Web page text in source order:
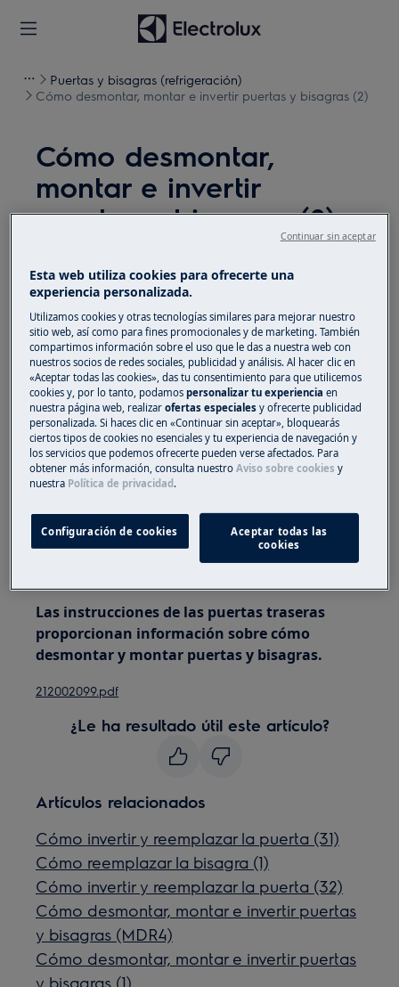
Puertas y bisagras (refrigeración)
Cómo desmontar, montar e invertir puertas y bisagras (2)
Cómo desmontar,
montar e invertir
puertas y bisagras (2)
Antes de cualquier operación de mantenimiento,
apague el aparato y desconecte el enchufe de red de
latoma de corriente.
Siempre tenga cuidado al mover electrodomésticos,
para electrodomésticos pesados son necesarias dos
personas para moverlos.
Utilice siempre guantes de seguridad y calzado
cerrado.
Tenga en cuenta que la autoreparación o la
reparación no profesional pueden tener
consecuencias para la seguridad si no se realizan
Las instrucciones de las puertas traseras
proporcionan información sobre cómo
desmontar y montar puertas y bisagras.
212002099.pdf
¿Le ha resultado útil este artículo?
Artículos relacionados
Cómo invertir y reemplazar la puerta (31)
Cómo reemplazar la bisagra (1)
Cómo invertir y reemplazar la puerta (32)
Cómo desmontar, montar e invertir puertas
y bisagras (MDR4)
Cómo desmontar, montar e invertir puertas
y bisagras (1)
Esta web utiliza cookies para ofrecerte una
experiencia personalizada.
Utilizamos cookies y otras tecnologías similares para mejorar nuestro
sitio web, así como para fines promocionales y de marketing. También
compartimos información sobre el uso que le das a nuestra web con
nuestros socios de redes sociales, publicidad y análisis. Al hacer clic en
«Aceptar todas las cookies», das tu consentimiento para que utilicemos
cookies y, por lo tanto, podamospersonalizar tu experienciaen
nuestra página web, realizarofertas especiales y ofrecerte publicidad
personalizada. Si haces clic en «Continuar sin aceptar», bloquearás
ciertos tipos de cookies no esenciales y tu experiencia de navegación y
los servicios que podemos ofrecerte pueden verse afectados. Para
obtener más información, consulta nuestroAviso sobre cookies y
nuestra Política de privacidad.
Configuración de cookies
Aceptar todas las
cookies
Continuar sin aceptar